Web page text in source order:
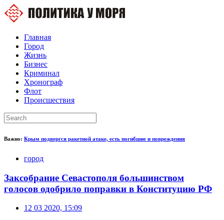
Главная
Город
Жизнь
Бизнес
Криминал
Хронограф
Флот
Происшествия
Важно: Крым подвергся ракетной атаке, есть погибшие и повреждения
город
Заксобрание Севастополя большинством
голосов одобрило поправки в Конституцию РФ
12 03 2020, 15:09